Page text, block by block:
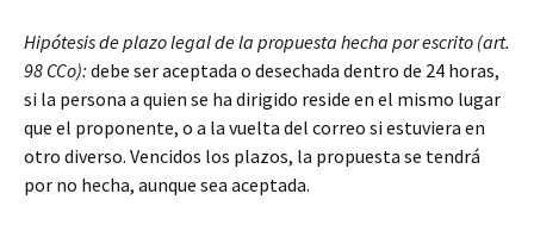
Hipótesis de plazo legal de la propuesta hecha por escrito (art.
98 CCo): debe ser aceptada o desechada dentro de 24 horas,
si la persona a quien se ha dirigido reside en el mismo lugar
que el proponente, o a la vuelta del correo si estuviera en
otro diverso. Vencidos los plazos, la propuesta se tendrá
por no hecha, aunque sea aceptada.